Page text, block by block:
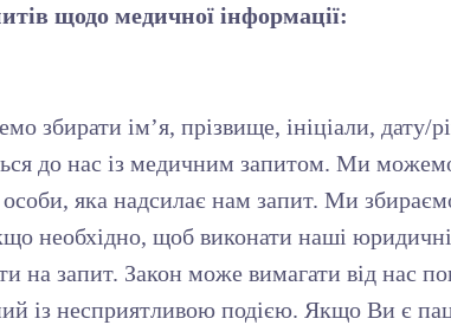
щодо медичної інформації:
збирати ім’я, прізвище, ініціали, дату/
до нас із медичним запитом. Ми
яка надсилає нам запит. Ми
необхідно, щоб виконати наші
на запит. Закон може вимагати від нас
із несприятливою подією. Якщо Ви є